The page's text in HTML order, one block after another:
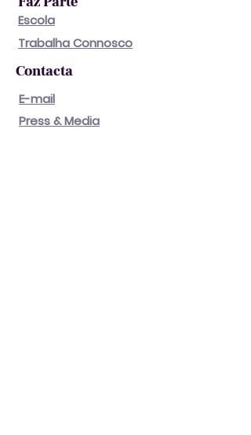
Escola
Trabalha Connosco
Contacta
E-mail
Press & Media